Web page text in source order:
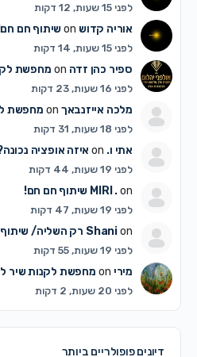
לפני 15 שעות, 12 דקות
אוריה קדושon שיתוף חם חם!
לפני 15 שעות, 14 דקות
ספיר כהן זדהon מחפשת
לפני 16 שעות, 23 דקות
מלכה אייזנבאךon מחפשת
לפני 18 שעות, 31 דקות
אתי ו.on איזה אופציה
לפני 19 שעות, 44 דקות
MIRI .on שיתוף חם חם!
לפני 19 שעות, 47 דקות
Shanion רק השליה/ שיתוף
לפני 19 שעות, 55 דקות
מיריon מחפשת לקנות שיר
לפני 20 שעות, 2 דקות
דיונים פופולריים ביותר